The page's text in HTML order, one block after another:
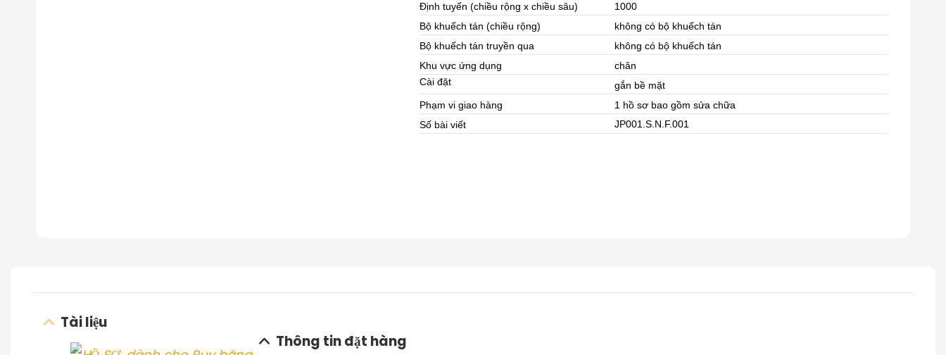
Định tuyến (chiều rộng x chiều sâu)
1000
Bộ khuếch tán (chiều rộng)
không có bộ khuếch tán
Bộ khuếch tán truyền qua
không có bộ khuếch tán
Khu vực ứng dụng
chân
Cài đặt
gắn bề mặt
Phạm vi giao hàng
1 hồ sơ bao gồm sửa chữa
Số bài viết
JP001.S.N.F.001
Tài liệu
Thông tin đặt hàng